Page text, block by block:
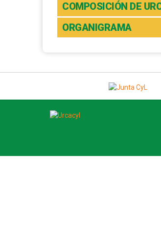
COMPOSICIÓN DE
ORGANIGRAMA